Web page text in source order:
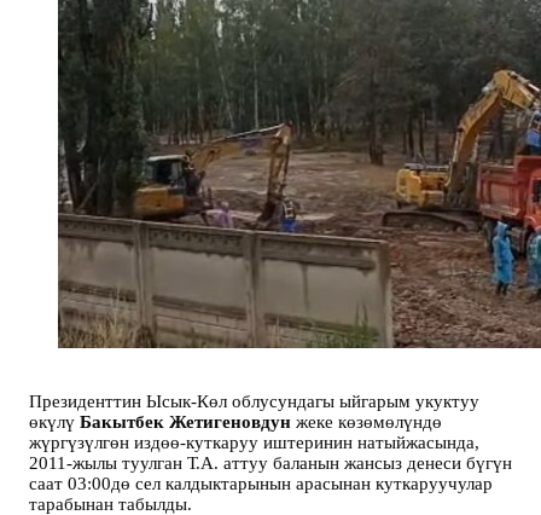
Президенттин Ысык-Көл облусундагы ыйгарым укуктуу
өкүлү Бакытбек Жетигеновдун жеке көзөмөлүндө
жүргүзүлгөн издөө-куткаруу иштеринин натыйжасында,
2011-жылы туулган Т.А. аттуу баланын жансыз денеси бүгүн
саат 03:00дө сел калдыктарынын арасынан куткаруучулар
тарабынан табылды.